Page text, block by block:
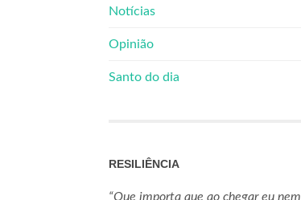
Notícias
Opinião
Santo do dia
RESILIÊNCIA
“Que importa que ao chegar eu nem